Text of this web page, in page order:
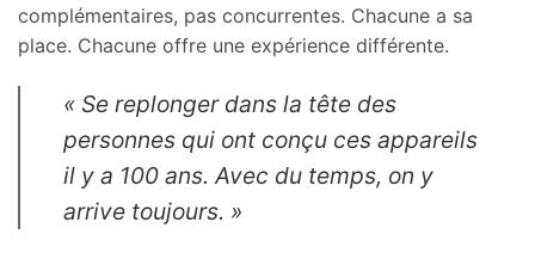
complémentaires, pas concurrentes. Chacune a sa
place. Chacune offre une expérience différente.
« Se replonger dans la tête des
personnes qui ont conçu ces appareils
il y a 100 ans. Avec du temps, on y
arrive toujours. »